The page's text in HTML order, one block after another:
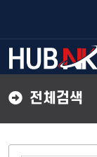
전체검색